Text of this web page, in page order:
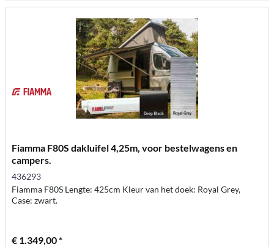
Fiamma F80S dakluifel 4,25m, voor bestelwagens en
campers.
436293
Fiamma F80S Lengte: 425cm Kleur van het doek: Royal Grey,
Case: zwart.
€ 1.349,00 *